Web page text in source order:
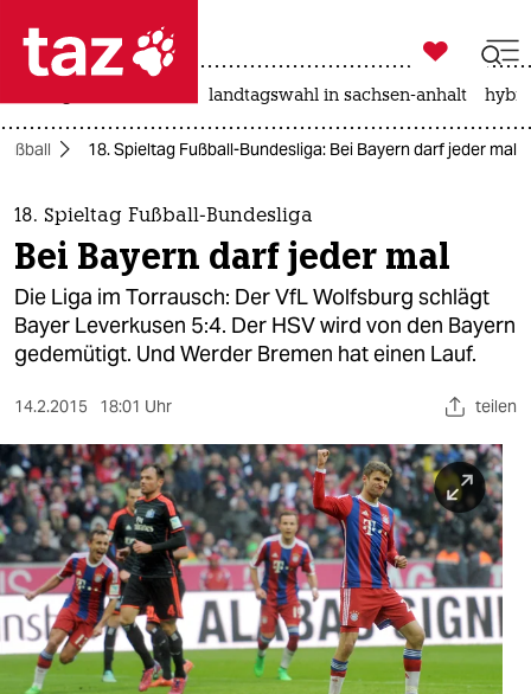
 taz zahl ich
taz zahl ich
themen
politik
öko
gesellschaft
sport
berlin
nord
wahrheit

taz zahl ich
landtagswahl in sachsen-anhalt
18. Spieltag Fußball-Bundesliga: Bei Bayern darf jeder mal
18. Spieltag Fußball-Bundesliga
Bei Bayern darf jeder mal
Die Liga im Torrausch: Der VfL Wolfsburg schlägt
Bayer Leverkusen 5:4. Der HSV wird von den Bayern
gedemütigt. Und Werder Bremen hat einen Lauf.
14.2.2015 18:01 Uhr teilen